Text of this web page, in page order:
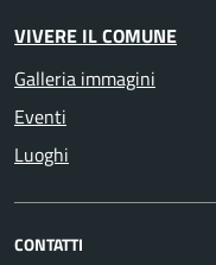
VIVERE IL COMUNE
Galleria immagini
Eventi
Luoghi
CONTATTI